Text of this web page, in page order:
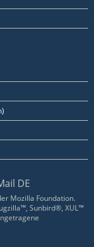
DE
Mozilla Foundation.
Sunbird®, XUL™